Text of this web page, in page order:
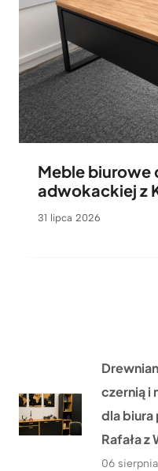
Meble biurowe
adwokackiej z
31 lipca 2026
czernią i
dla biura
Rafała z
06